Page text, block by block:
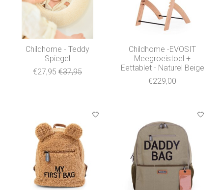
Childhome - Teddy
Spiegel
€27,95 €37,95
Childhome -EVOSIT
Meegroeistoel +
Eettablet - Naturel Beige
€229,00